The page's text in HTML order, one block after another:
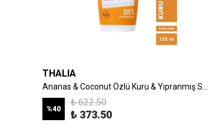
THALIA
%40
₺ 622.50
₺ 373.50